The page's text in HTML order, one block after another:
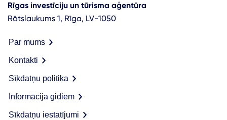
Rīgas investīciju un tūrisma aģentūra
Rātslaukums 1, Rīga, LV-1050
Par mums
Kontakti
Sīkdatņu politika
Informācija gidiem
Sīkdatņu iestatījumi